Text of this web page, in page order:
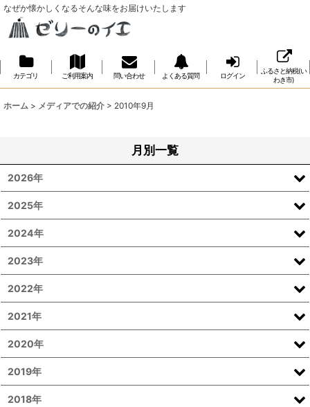
なぜか懐かしくなるそんな味をお届けいたします
カテゴリ ご利用案内 問い合わせ よくある質問 ログイン
ふるさと納税(い
わき市)
ホーム > メディアでの紹介 > 2010年9月
月別一覧
2026年
2025年
2024年
2023年
2022年
2021年
2020年
2019年
2018年